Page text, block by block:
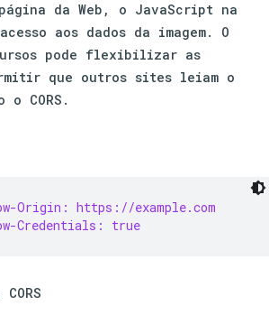
da Web, o JavaScript na
aos dados da imagem. O
pode flexibilizar as
que outros sites leiam o
CORS.
Origin: https://example.com
Credentials: true